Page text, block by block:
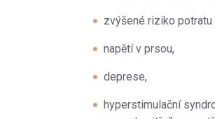
zvýšené riziko potratu
napětí v prsou,
deprese,
hyperstimulační